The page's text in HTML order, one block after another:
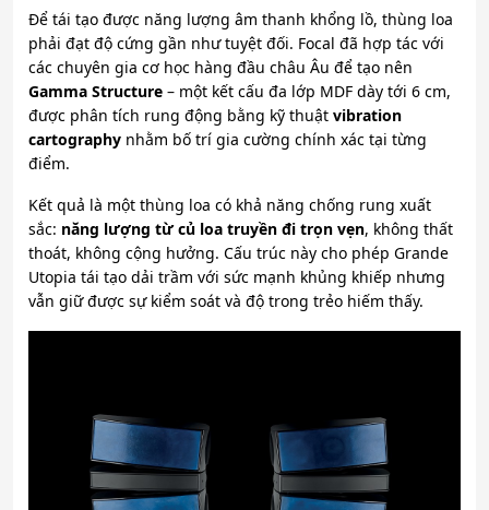
Để tái tạo được năng lượng âm thanh khổng lồ, thùng loa
phải đạt độ cứng gần như tuyệt đối. Focal đã hợp tác với
các chuyên gia cơ học hàng đầu châu Âu để tạo nên
Gamma Structure – một kết cấu đa lớp MDF dày tới 6 cm,
được phân tích rung động bằng kỹ thuật vibration
cartography nhằm bố trí gia cường chính xác tại từng
điểm.
Kết quả là một thùng loa có khả năng chống rung xuất
sắc: năng lượng từ củ loa truyền đi trọn vẹn, không thất
thoát, không cộng hưởng. Cấu trúc này cho phép Grande
Utopia tái tạo dải trầm với sức mạnh khủng khiếp nhưng
vẫn giữ được sự kiểm soát và độ trong trẻo hiếm thấy.